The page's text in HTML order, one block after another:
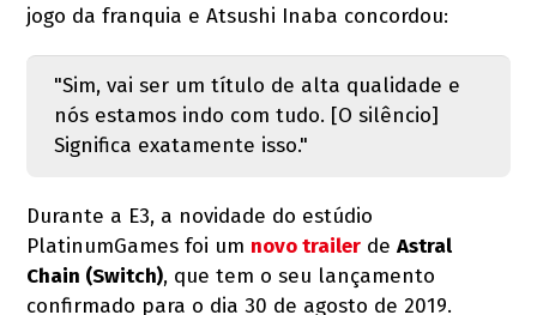
jogo da franquia e Atsushi Inaba concordou:
"Sim, vai ser um título de alta qualidade e
nós estamos indo com tudo. [O silêncio]
Significa exatamente isso."
Durante a E3, a novidade do estúdio
PlatinumGames foi um novo trailer deAstral
Chain (Switch), que tem o seu lançamento
confirmado para o dia 30 de agosto de 2019.